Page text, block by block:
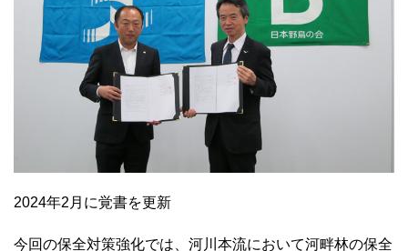
2024年2月に覚書を更新
今回の保全対策強化では、河川本流において河畔林の保全